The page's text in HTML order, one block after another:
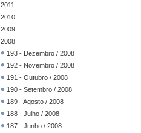
2011
2010
2009
2008
193 - Dezembro / 2008
192 - Novembro / 2008
191 - Outubro / 2008
190 - Setembro / 2008
189 - Agosto / 2008
188 - Julho / 2008
187 - Junho / 2008